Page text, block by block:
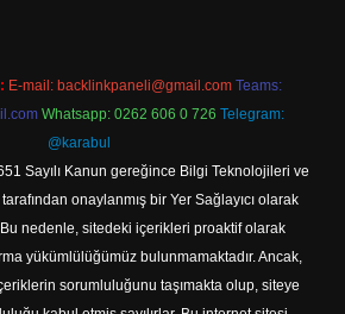
E-mail: backlinkpaneli@gmail.com Teams:
Whatsapp: 0262 606 0 726 Telegram:
@karabul
Sayılı Kanun gereğince Bilgi Teknolojileri ve
onaylanmış bir Yer Sağlayıcı olarak
nedenle, sitedeki içerikleri proaktif olarak
yükümlülüğümüz bulunmamaktadır. Ancak,
sorumluluğunu taşımakta olup, siteye